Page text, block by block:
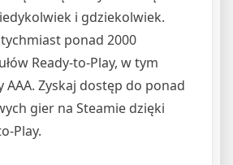
i gdziekolwiek.
ponad 2000
Ready-to-Play, w tym
AAA. Zyskaj dostęp do ponad
gier na Steamie dzięki
Play.